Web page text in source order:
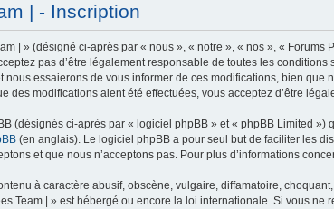
| - Inscription
| » (désigné ci-après par « nous », « notre », « nos », «
pas d’être légalement responsable de toutes les
nous essaierons de vous informer de ces modifications, bien
des modifications aient été effectuées, vous acceptez d’être
(désignés ci-après par « logiciel phpBB » et « phpBB Limited
(en anglais). Le logiciel phpBB a pour seul but de faciliter les
et que nous n’acceptons pas. Pour plus d’informations
à caractère abusif, obscène, vulgaire, diffamatoire,
Team | » est hébergé ou encore la loi internationale. Si vous